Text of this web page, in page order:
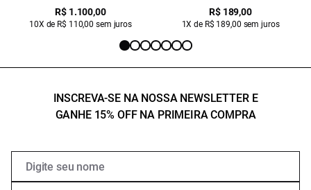
R$ 1.100,00
10X de R$ 110,00 sem juros
R$ 189,00
1X de R$ 189,00 sem juros
INSCREVA-SE NA NOSSA NEWSLETTER E
GANHE 15% OFF NA PRIMEIRA COMPRA